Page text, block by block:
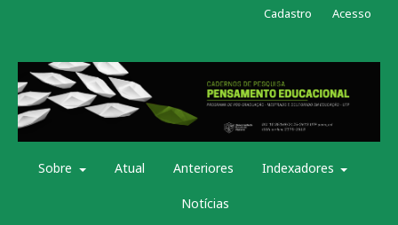
Sobre Atual Anteriores Indexadores
Notícias
Cadastro Acesso